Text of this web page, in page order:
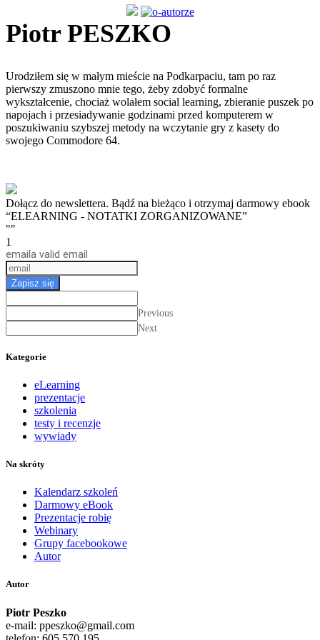
Piotr PESZKO
Urodziłem się w małym mieście na Podkarpaciu, tam po raz
pierwszy zmuszono mnie tego, żeby zdobyć formalne
wykształcenie, chociaż wolałem social learning, zbieranie puszek po
napojach i przesiadywanie godzinami przed komputerem w
poszukiwaniu szybszej metody na wczytanie gry z kasety do
swojego Commodore 64.
Dołącz do newslettera. Bądź na bieżąco i otrzymaj darmowy ebook
“ELEARNING - NOTATKI ZORGANIZOWANE”
""
1
email a valid email
Zapisz się
Previous
Next
Kategorie
eLearning
prezentacje
szkolenia
testy i recenzje
wywiady
Na skróty
Kalendarz szkoleń
Darmowy eBook
Prezentacje robię
Webinary
Grupy facebookowe
Autor
Autor
Piotr Peszko
e-mail: ppeszko@gmail.com